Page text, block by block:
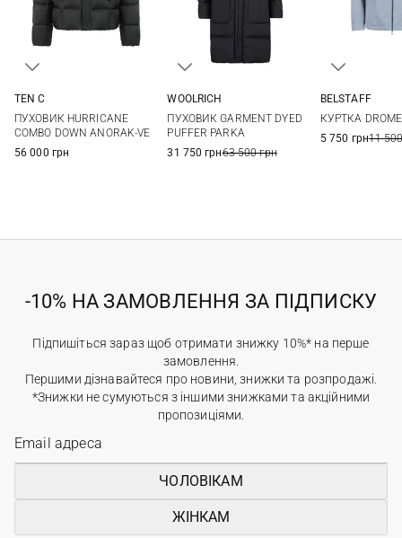
TEN C
ПУХОВИК HURRICANE
COMBO DOWN ANORAK-VE
56 000 грн
WOOLRICH
ПУХОВИК GARMENT DYED
PUFFER PARKA
31 750 грн63 500 грн
BELSTAFF
КУРТКА DROME
5 750 грн11
-10% НА ЗАМОВЛЕННЯ ЗА ПІДПИСКУ
Підпишіться зараз щоб отримати знижку 10%* на перше
замовлення.
Першими дізнавайтеся про новини, знижки та розпродажі.
*Знижки не сумуються з іншими знижками та акційними
пропозиціями.
ЧОЛОВІКАМ
ЖІНКАМ